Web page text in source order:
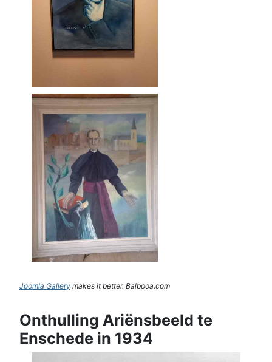
Joomla Gallery makes it better. Balbooa.com
Onthulling Ariënsbeeld te
Enschede in 1934